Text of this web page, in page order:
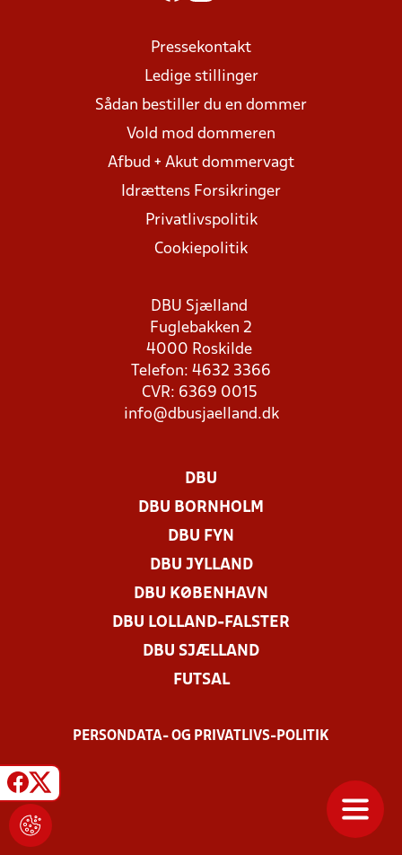
Pressekontakt
Ledige stillinger
Sådan bestiller du en dommer
Vold mod dommeren
Afbud + Akut dommervagt
Idrættens Forsikringer
Privatlivspolitik
Cookiepolitik
DBU Sjælland
Fuglebakken 2
4000 Roskilde
Telefon: 4632 3366
CVR: 6369 0015
info@dbusjaelland.dk
DBU
DBU BORNHOLM
DBU FYN
DBU JYLLAND
DBU KØBENHAVN
DBU LOLLAND-FALSTER
DBU SJÆLLAND
FUTSAL
PERSONDATA- OG PRIVATLIVS-POLITIK